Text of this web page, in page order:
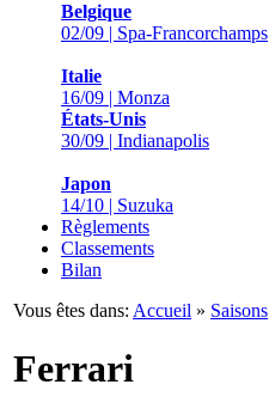
Belgique
02/09 | Spa-Francorchamps
Italie
16/09 | Monza
États-Unis
30/09 | Indianapolis
Japon
14/10 | Suzuka
Règlements
Classements
Bilan
Vous êtes dans: Accueil » Saisons
Ferrari